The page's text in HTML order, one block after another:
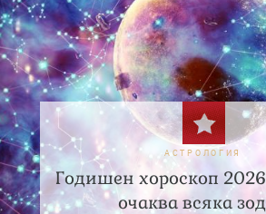
АСТРОЛОГИЯ
Годишен хороскоп
очаква всяка